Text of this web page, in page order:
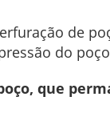
de
do
que